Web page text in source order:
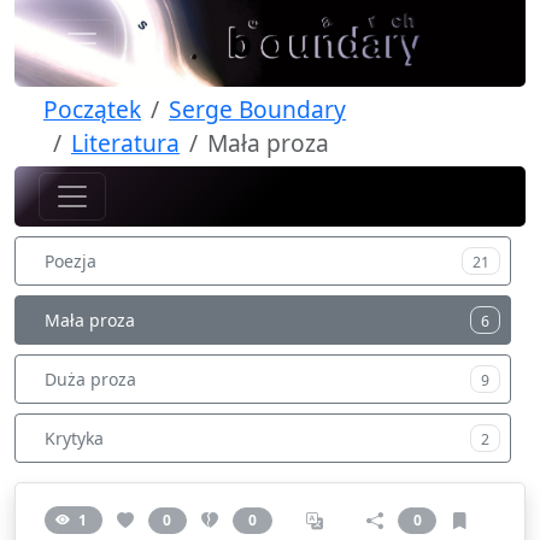
Początek
Serge Boundary
Literatura
Mała proza
Poezja 21
Mała proza 6
Duża proza 9
Krytyka 2
1 0 0 0